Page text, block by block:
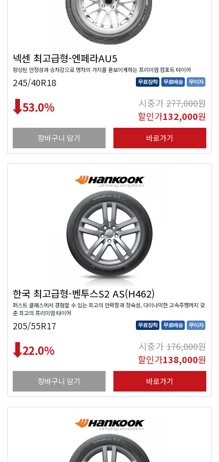
넥센 최고급형-엔페라AU5
향상된 안정성과 승차감으로 명차의 가치를 돋보이게하는 프리미엄 컴포트 타이어
245/40R18 무료장착 무료배송 무이자
53.0% 시중가277,000원
할인가132,000원
장바구니 담기 바로가기
한국 최고급형-벤투스S2 AS(H462)
퍼스트 클래스에서 경험할 수 있는 최고의 안락함과 정숙성, 다이나믹한 고속주행까지 갖
춘 최고의 프리미엄 타이어
205/55R17 무료장착 무료배송 무이자
22.0% 시중가176,000원
할인가138,000원
장바구니 담기 바로가기